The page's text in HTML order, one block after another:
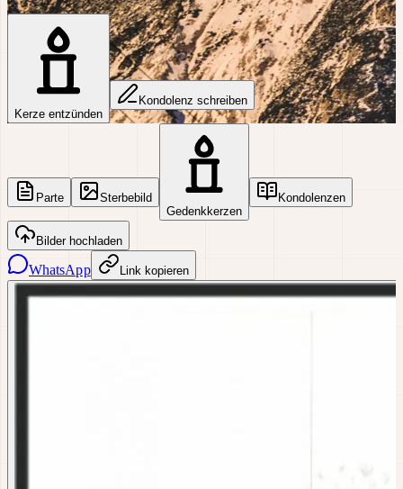
Kerze entzünden
Kondolenz schreiben
Parte
Sterbebild
Gedenkkerzen
Kondolenzen
Bilder hochladen
WhatsApp Link kopieren